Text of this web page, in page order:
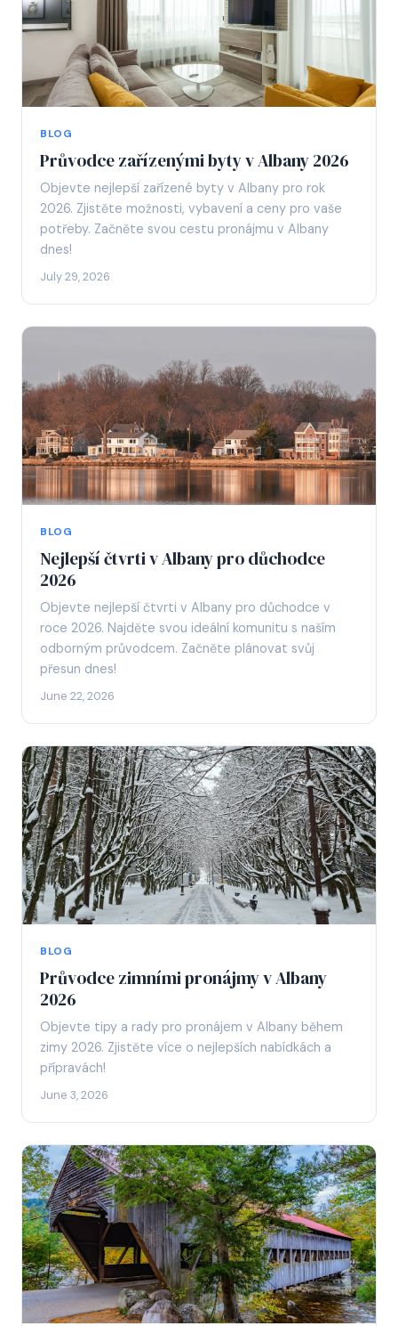
BLOG
Průvodce zařízenými byty v Albany 2026
Objevte nejlepší zařízené byty v Albany pro rok
2026. Zjistěte možnosti, vybavení a ceny pro vaše
potřeby. Začněte svou cestu pronájmu v Albany
dnes!
July 29, 2026
BLOG
Nejlepší čtvrti v Albany pro důchodce
2026
Objevte nejlepší čtvrti v Albany pro důchodce v
roce 2026. Najděte svou ideální komunitu s naším
odborným průvodcem. Začněte plánovat svůj
přesun dnes!
June 22, 2026
BLOG
Průvodce zimními pronájmy v Albany
2026
Objevte tipy a rady pro pronájem v Albany během
zimy 2026. Zjistěte více o nejlepších nabídkách a
přípravách!
June 3, 2026